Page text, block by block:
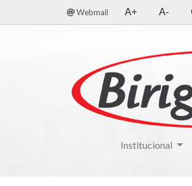
Webmail A+ A-
Institucional